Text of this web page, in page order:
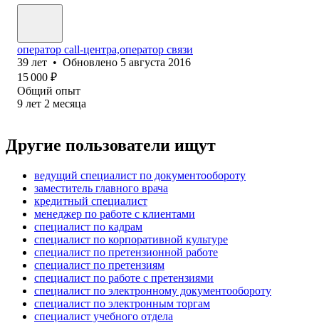
оператор call-центра,оператор связи
39 лет • Обновлено 5 августа 2016
15 000 ₽
Общий опыт
9 лет 2 месяца
Другие пользователи ищут
ведущий специалист по документообороту
заместитель главного врача
кредитный специалист
менеджер по работе с клиентами
специалист по кадрам
специалист по корпоративной культуре
специалист по претензионной работе
специалист по претензиям
специалист по работе с претензиями
специалист по электронному документообороту
специалист по электронным торгам
специалист учебного отдела